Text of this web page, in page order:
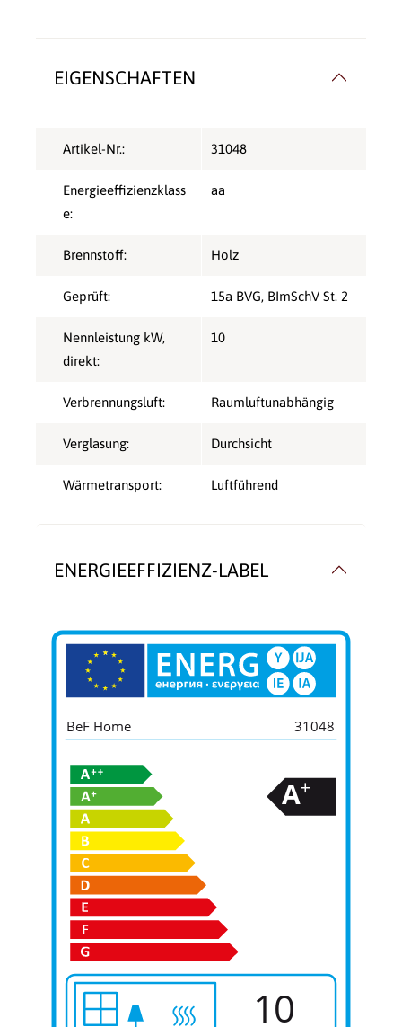
EIGENSCHAFTEN
Artikel-Nr.: 31048
Energieeffizienzklass
e:
aa
Brennstoff: Holz
Geprüft: 15a BVG, BImSchV St. 2
Nennleistung kW,
direkt:
10
Verbrennungsluft: Raumluftunabhängig
Verglasung: Durchsicht
Wärmetransport: Luftführend
ENERGIEEFFIZIENZ-LABEL
BeF Home 31048
10
A+